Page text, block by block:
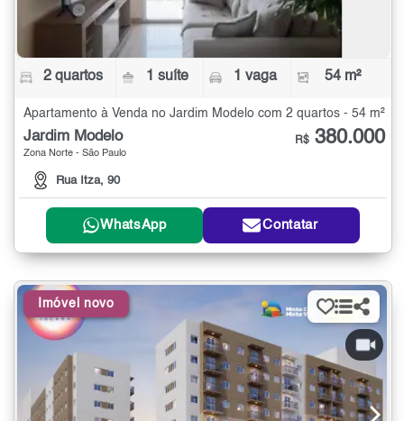
2 quartos 1 suíte 1 vaga 54 m²
Apartamento à Venda no Jardim Modelo com 2 quartos - 54 m²
Jardim Modelo
Zona Norte - São Paulo
Rua Itza, 90
R$ 380.000
WhatsApp Contatar
Imóvel novo